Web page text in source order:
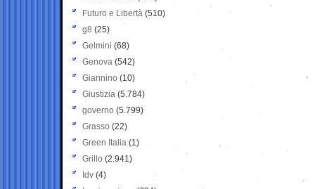
Futuro e Libertà (510)
g8 (25)
Gelmini (68)
Genova (542)
Giannino (10)
Giustizia (5.784)
governo (5.799)
Grasso (22)
Green Italia (1)
Grillo (2.941)
Idv (4)